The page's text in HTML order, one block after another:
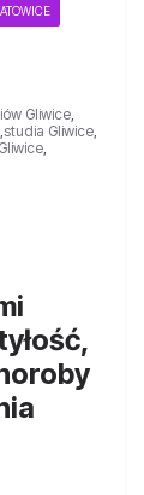
Gliwice,
,studia Gliwice,
,